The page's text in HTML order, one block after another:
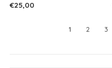
€25,00
1 2 3